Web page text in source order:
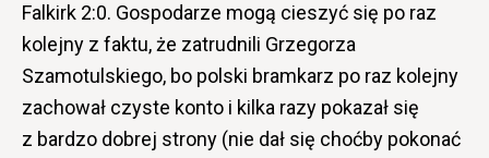
Falkirk 2:0. Gospodarze mogą cieszyć się po raz
kolejny z faktu, że zatrudnili Grzegorza
Szamotulskiego, bo polski bramkarz po raz kolejny
zachował czyste konto i kilka razy pokazał się
z bardzo dobrej strony (nie dał się choćby pokonać